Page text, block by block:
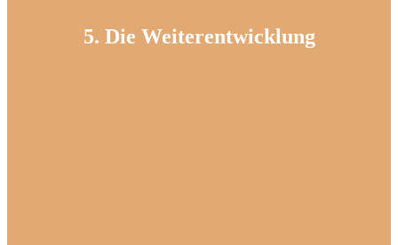
5. Die Weiterentwicklung